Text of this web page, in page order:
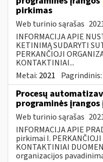
pirkimas
Web turinio sąrašas
INFORMACIJA APIE
KETINIMĄ SUDARYTI
PERKANČIOJI
KONTAKTINIAI...
Metai: 2021 Pagrindinis:
Procesų
programinės
Web turinio sąrašas
INFORMACIJA APIE
pirkimai I. PERKANČIOJI
KONTAKTINIAI
organizacijos